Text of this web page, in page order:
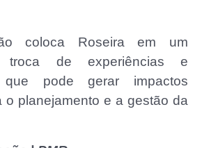
coloca Roseira em um
de experiências e
que pode gerar impactos
o planejamento e a gestão da